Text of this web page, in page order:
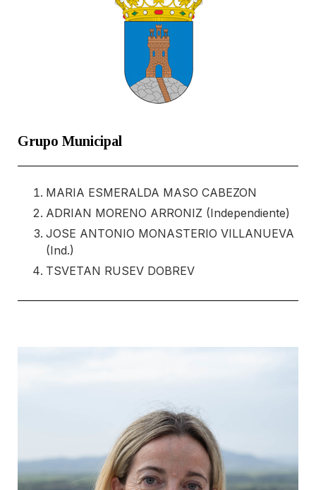
Grupo Municipal
MARIA ESMERALDA MASO CABEZON
ADRIAN MORENO ARRONIZ (Independiente)
JOSE ANTONIO MONASTERIO VILLANUEVA
(Ind.)
TSVETAN RUSEV DOBREV